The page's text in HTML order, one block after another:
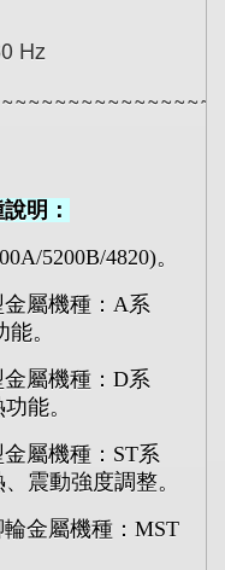
Hz
明：
5200B/4820)。
屬機種： A系
。
屬機種： D系
能。
屬機種： ST系
震動強度調整。
金屬機種： MST